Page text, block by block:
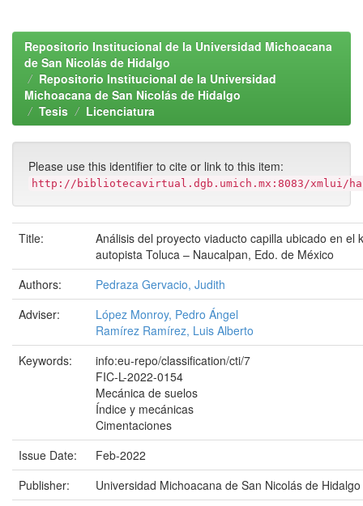
Repositorio Institucional de la Universidad Michoacana
de San Nicolás de Hidalgo
Repositorio Institucional de la Universidad
Michoacana de San Nicolás de Hidalgo
Tesis
Licenciatura
Please use this identifier to cite or link to this item:
http://bibliotecavirtual.dgb.umich.mx:8083/xmlui/
Title:
Análisis del proyecto viaducto capilla ubicado en el
autopista Toluca – Naucalpan, Edo. de México
Authors:
Pedraza Gervacio, Judith
Adviser:
López Monroy, Pedro Ángel
Ramírez Ramírez, Luis Alberto
Keywords:
info:eu-repo/classification/cti/7
FIC-L-2022-0154
Mecánica de suelos
Índice y mecánicas
Cimentaciones
Issue Date:
Feb-2022
Publisher:
Universidad Michoacana de San Nicolás de Hidalgo